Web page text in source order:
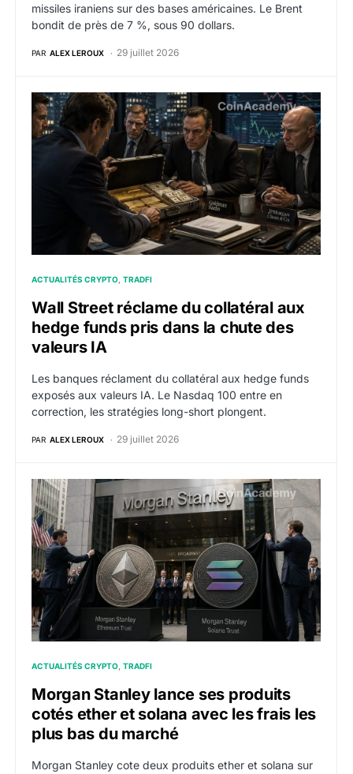
missiles iraniens sur des bases américaines. Le Brent
bondit de près de 7 %, sous 90 dollars.
PAR ALEX LEROUX 29 juillet 2026
Wall Street réclame du collatéral aux hedge funds
ACTUALITÉS CRYPTO TRADFI
Wall Street réclame du collatéral aux
hedge funds pris dans la chute des
valeurs IA
Les banques réclament du collatéral aux hedge funds
exposés aux valeurs IA. Le Nasdaq 100 entre en
correction, les stratégies long-short plongent.
PAR ALEX LEROUX 29 juillet 2026
Morgan Stanley lance ses produits cotés ether et
ACTUALITÉS CRYPTO TRADFI
Morgan Stanley lance ses produits
cotés ether et solana avec les frais les
plus bas du marché
Morgan Stanley cote deux produits ether et solana sur